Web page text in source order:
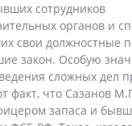
сотрудников
органов и
свои должностные
закон. Особую
сложных дел
факт, что Сазанов
запаса и